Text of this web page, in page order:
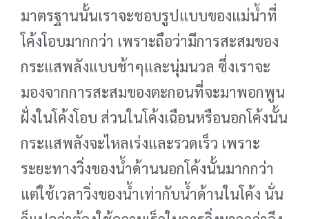
มาตรฐานนั้นเราจะชอบรูปแบบของแม่น้ำที่
โค้งโอบมากกว่า เพราะถือว่ามีการสะสมของ
กระแสพลังแบบช้าๆและนุ่มนวล ซึ่งเราจะ
มองจากการสะสมของตะกอนที่จะมาพอกพูน
ฝั่งในโค้งโอบ ส่วนในโค้งเฉือนหรือนอกโค้งนั้น
กระแสพลังจะไหลเร่งและรวดเร็ว เพราะ
ระยะทางวิ่งของน้ำด้านนอกโค้งนั้นมากกว่า
แต่ใช้เวลาวิ่งของน้ำเท่ากับน้ำด้านในโค้ง นั่น